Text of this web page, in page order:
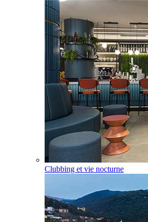
Clubbing et vie nocturne